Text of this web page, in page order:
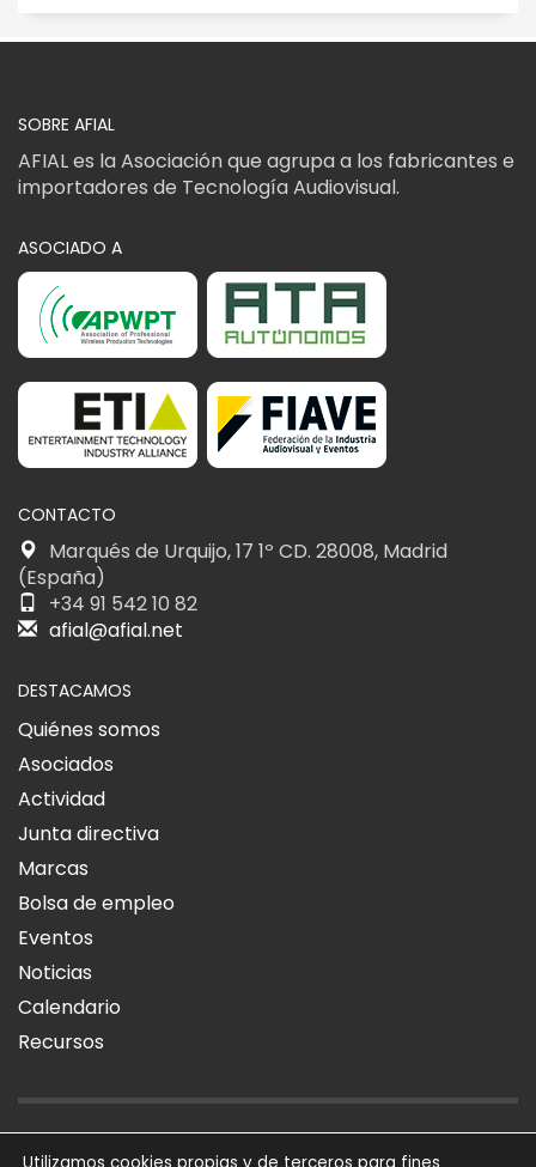
SOBRE AFIAL
AFIAL es la Asociación que agrupa a los fabricantes e
importadores de Tecnología Audiovisual.
ASOCIADO A
CONTACTO
Marqués de Urquijo, 17 1º CD. 28008, Madrid
(España)
+34 91 542 10 82
afial@afial.net
DESTACAMOS
Quiénes somos
Asociados
Actividad
Junta directiva
Marcas
Bolsa de empleo
Eventos
Noticias
Calendario
Recursos
AVISO LEGAL POLÍTICA DE PRIVACIDAD POLÍTICA DE COOKIES